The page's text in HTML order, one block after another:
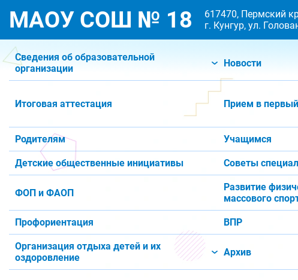
МАОУ СОШ № 18
617470, Пермский
г. Кунгур, ул.
Сведения об образовательной
организации
Новости
Итоговая аттестация Прием в
Родителям Учащимся
Детские общественные инициативы Советы
ФОП и ФАОП
Развитие
массового
Профориентация ВПР
Организация отдыха детей и их
оздоровление
Архив